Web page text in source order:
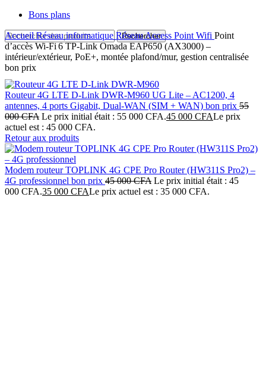
Bons plans
Rechercher
AccueilRéseau informatique RéseauAccess Point Wifi Point
d’accès Wi‑Fi 6 TP‑Link Omada EAP650 (AX3000) –
intérieur/extérieur, PoE+, montée plafond/mur, gestion centralisée
bon prix
Routeur 4G LTE D-Link DWR-M960 UG Lite – AC1200, 4
antennes, 4 ports Gigabit, Dual-WAN (SIM + WAN) bon prix 55
000CFA Le prix initial était : 55 000 CFA.45 000 CFALe prix
actuel est : 45 000 CFA.
Retour aux produits
Modem routeur TOPLINK 4G CPE Pro Router (HW311S Pro2) –
4G professionnel bon prix 45 000CFA Le prix initial était : 45
000 CFA.35 000 CFALe prix actuel est : 35 000 CFA.